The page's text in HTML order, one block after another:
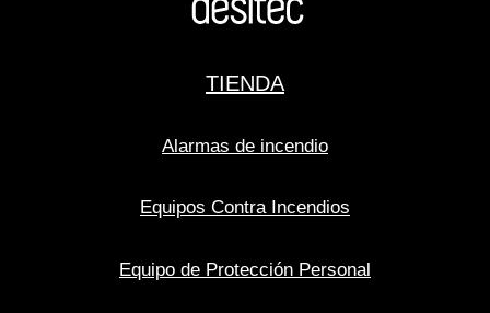
TIENDA
Alarmas de incendio
Equipos Contra Incendios
Equipo de Protección Personal